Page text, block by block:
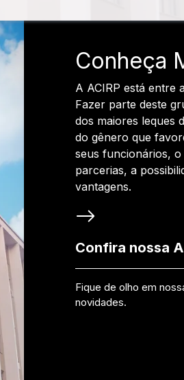
Conheça
A ACIRP está entre
Fazer parte deste
dos maiores leques
do gênero que
seus funcionários,
parcerias, a
vantagens.
Confira nossa
Fique de olho em
novidades.